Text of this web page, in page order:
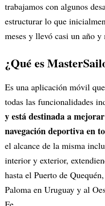
trabajamos con algunos
estructurar lo que
meses y llevó casi un año
¿Qué es
Es una aplicación móvil
todas las funcionalidades
y está destinada a
navegación deportiva en
el alcance de la misma
interior y exterior,
hasta el Puerto de
Paloma en Uruguay y al